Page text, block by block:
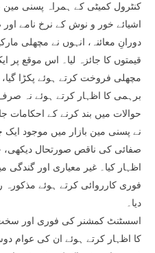
کنٹرول کمیٹی کے ہمراہ پسنی مین
اشیائے خور و نوش کے نرخ نامے اور
دورانِ معائنہ، انہوں نے مچھلی
قیمتوں کا جائزہ لیا۔ اس موقع
مچھلی فروخت کرتے ہوئے پکڑا
برہمی کا اظہار کرتے ہوئے نہ صرف
حوالات میں بند کرنے کے احکامات
نے پسنی مین بازار میں موجود
صفائی کی ناقص صورتحال دیکھی،
اظہار کیا۔ غیر معیاری اور
فوری کارروائی کرتے ہوئے مذکورہ
دیا۔
اسسٹنٹ کمشنر کی فوری اور سخت
کا اظہار کرتے ہوئے ان کی عوام